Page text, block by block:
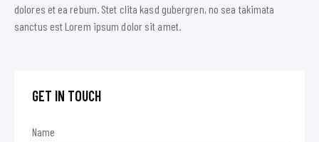
dolores et ea rebum. Stet clita kasd gubergren, no sea takimata
sanctus est Lorem ipsum dolor sit amet.
GET IN TOUCH